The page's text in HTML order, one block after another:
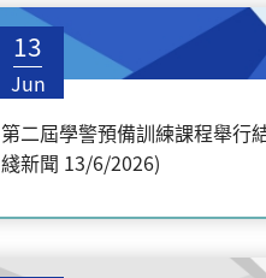
13
Jun
第二屆學警預備訓練課程舉行
綫新聞 13/6/2026)